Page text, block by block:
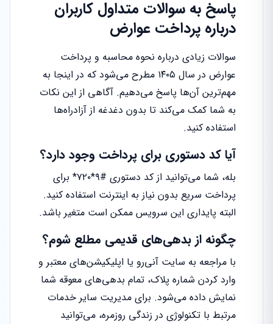
پاسخ به سوالات متداول کاربران
درباره پرداخت عوارض
سوالات زیادی درباره نحوه محاسبه و پرداخت
عوارض در سال ۱۴۰۵ مطرح می‌شود که در اینجا به
مهم‌ترین آن‌ها پاسخ می‌دهیم. آگاهی از این نکات
به شما کمک می‌کند تا بدون دغدغه از آزادراه‌ها
استفاده کنید.
آیا کد دستوری برای پرداخت وجود دارد؟
بله، شما می‌توانید از کد دستوری #۹*۷۲۰* برای
پرداخت سریع بدون نیاز به اینترنت استفاده کنید.
البته پایداری این سرویس ممکن است متغیر باشد.
چگونه از بدهی‌های قدیمی مطلع شوم؟
با مراجعه به سایت آنی‌رو یا اپلیکیشن‌های معتبر و
وارد کردن شماره پلاک، تمام بدهی‌های معوقه شما
نمایش داده می‌شود. برای مدیریت سایر خدمات
مرتبط با تکنولوژی در زندگی روزمره، می‌توانید